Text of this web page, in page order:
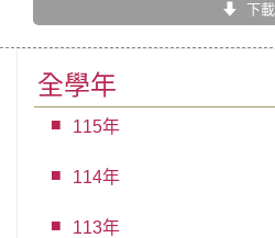
下載
全學年
115年
114年
113年